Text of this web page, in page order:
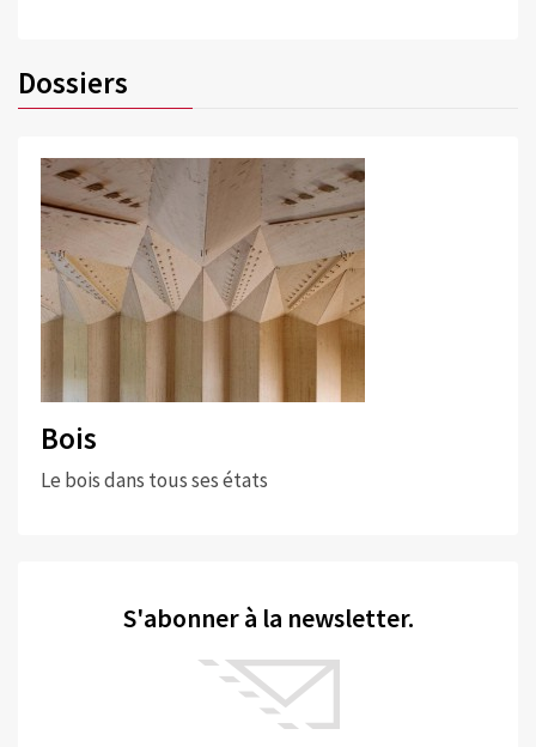
Dossiers
Bois
Le bois dans tous ses états
S'abonner à la newsletter.